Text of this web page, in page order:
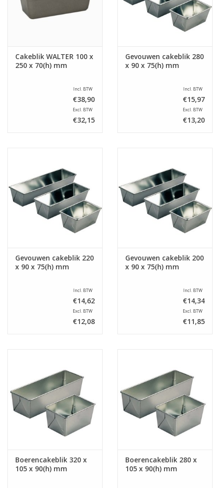
Cakeblik WALTER 100 x
250 x 70(h) mm
Incl. BTW
€38,90
Excl. BTW
€32,15
Gevouwen cakeblik 280
x 90 x 75(h) mm
Incl. BTW
€15,97
Excl. BTW
€13,20
Gevouwen cakeblik 220
x 90 x 75(h) mm
Incl. BTW
€14,62
Excl. BTW
€12,08
Gevouwen cakeblik 200
x 90 x 75(h) mm
Incl. BTW
€14,34
Excl. BTW
€11,85
Boerencakeblik 320 x
105 x 90(h) mm
Boerencakeblik 280 x
105 x 90(h) mm